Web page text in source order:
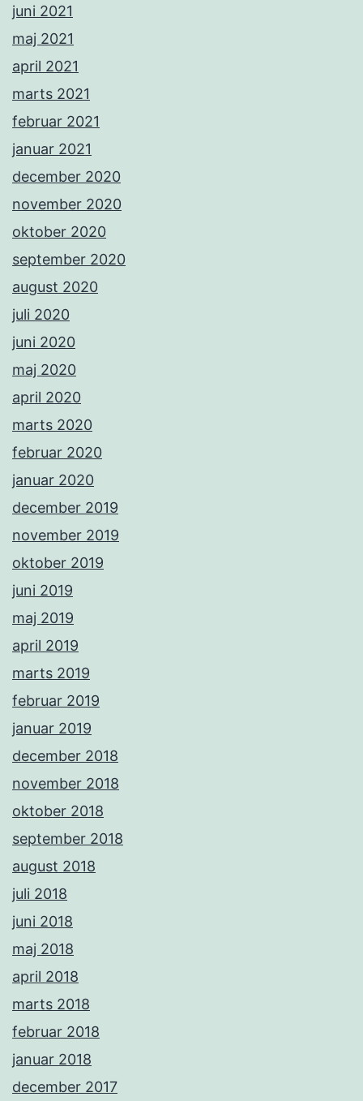
juni 2021
maj 2021
april 2021
marts 2021
februar 2021
januar 2021
december 2020
november 2020
oktober 2020
september 2020
august 2020
juli 2020
juni 2020
maj 2020
april 2020
marts 2020
februar 2020
januar 2020
december 2019
november 2019
oktober 2019
juni 2019
maj 2019
april 2019
marts 2019
februar 2019
januar 2019
december 2018
november 2018
oktober 2018
september 2018
august 2018
juli 2018
juni 2018
maj 2018
april 2018
marts 2018
februar 2018
januar 2018
december 2017